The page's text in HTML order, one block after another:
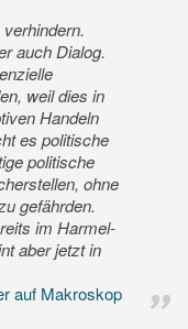
auch Dialog.
weil dies in
Handeln
es politische
politische
ohne
gefährden.
im Harmel-
aber jetzt in
auf Makroskop